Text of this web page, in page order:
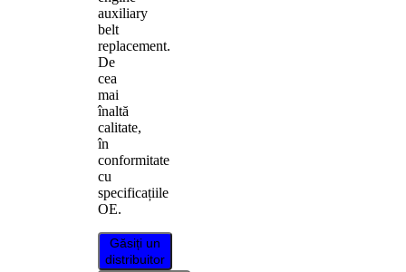
auxiliary
belt
replacement.
De
cea
mai
înaltă
calitate,
în
conformitate
cu
specificațiile
OE.
Găsiți un
distribuitor